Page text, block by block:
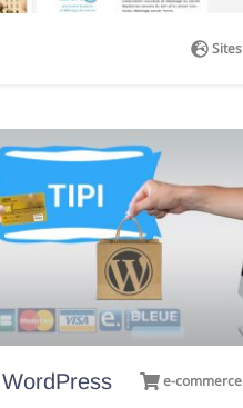
Sites
e-commerce